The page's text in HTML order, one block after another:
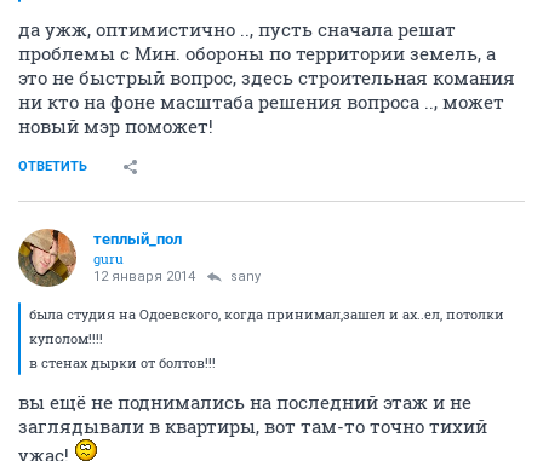
да ужж, оптимистично .., пусть сначала решат
проблемы с Мин. обороны по территории земель, а
это не быстрый вопрос, здесь строительная комания
ни кто на фоне масштаба решения вопроса .., может
новый мэр поможет!
ОТВЕТИТЬ
теплый_пол
guru
12 января 2014 sany
была студия на Одоевского, когда принимал,зашел и ах..ел, потолки
куполом!!!!
в стенах дырки от болтов!!!
вы ещё не поднимались на последний этаж и не
заглядывали в квартиры, вот там-то точно тихий
ужас!